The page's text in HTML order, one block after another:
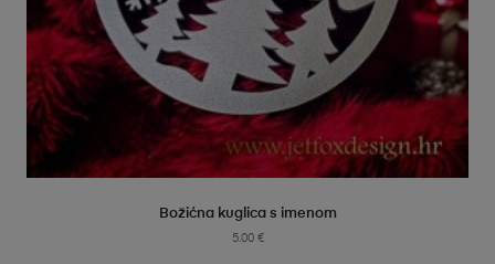
SELECT OPTIONS
Božićna kuglica s imenom
5.00 €